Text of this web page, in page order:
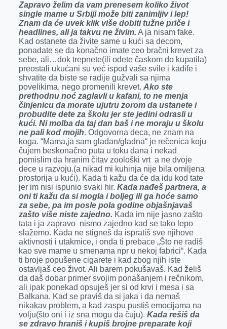
Zapravo želim da vam prenesem koliko život
single mame u Srbiji može biti zanimljiv i lep!
Znam da će uvek klik više dobiti tužne priče i
headlines, ali ja takvu ne živim. A ja nisam fake.
Kad ostanete da živite same u kući sa decom,
ponadate se da konačno imate ceo bračni krevet za
sebe, ali…dok trepnete(ili odete časkom do kupatila)
preostali ukućani su već ispod vaše svile i kadife i
shvatite da biste se radije gužvali sa njima
povelikima, nego promenili krevet. Ako ste
prethodnu noć zaglavli u kafani, to ne menja
činjenicu da morate ujutru zorom da ustanete i
probudite dete za školu jer ste jedini odrasli u
kući. Ni molba da taj dan baš i ne moraju u školu
ne pali kod mojih. Odgovorna deca, ne znam na
koga. “Mama,ja sam gladan/gladna“ je rečenica koju
čujem beskonačno puta u toku dana i nekad
pomislim da hranim čitav zoološki vrt a ne dvoje
dece u razvoju.(a nikad mi kuhinja nije bila omiljena
prostorija u kući). Kada ti kažu da će da idu kod tate
jer im nisi ispunio svaki hir. Kada nađeš partnera, a
oni ti kažu da si mogla i boljeg ili ga hoće samo
za sebe, pa im posle pola godine objašnjavaš
zašto više niste zajedno. Kada im nije jasno zašto
tata i ja zapravo nismo zajedno kad se tako lepo
slažemo. Kada ne stigneš da ispratiš sve njihove
aktivnosti i utakmice, i onda ti prebace „Što ne radiš
kao sve mame u smenama npr u nekoj fabrici“. Kada
ti broje popušene cigarete i kad zbog njih iste
ostavljaš ceo život. Ali barem pokušavaš. Kad želiš
da daš dobar primer svojim ponašanjem i rečnikom,
ali ipak ponekad opsuješ jer si od krvi i mesa i sa
Balkana. Kad se praviš da si jaka i da nemaš
nikakav problem, a kad zaspu pustiš emocijama na
volju(što oni i iz sna mogu da čuju). Kada rešiš da
se zdravo hraniš i kupiš brojne preparate koji